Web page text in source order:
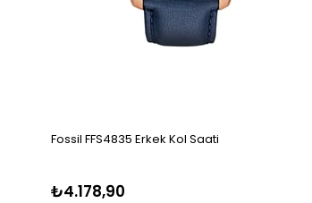
Fossil FFS4835 Erkek Kol Saati
₺4.178,90